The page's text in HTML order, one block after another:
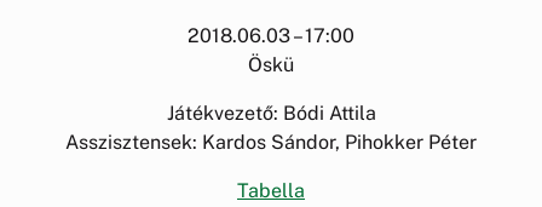
2018.06.03 – 17:00
Öskü
Játékvezető: Bódi Attila
Asszisztensek: Kardos Sándor, Pihokker Péter
Tabella